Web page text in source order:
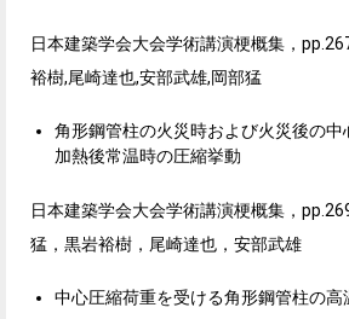
日本建築学会大会学術講演梗概集，
裕樹,尾崎達也,安部武雄,岡部猛
角形鋼管柱の火災時および火災後の
加熱後常温時の圧縮挙動
日本建築学会大会学術講演梗概集，
猛，黒岩裕樹，尾崎達也，安部武雄
中心圧縮荷重を受ける角形鋼管柱の